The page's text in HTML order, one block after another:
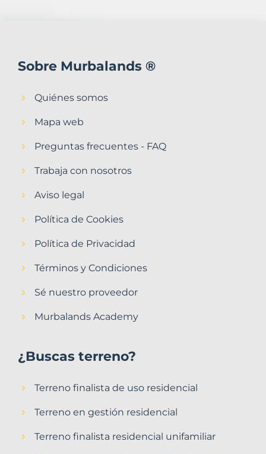
Sobre Murbalands ®
Quiénes somos
Mapa web
Preguntas frecuentes - FAQ
Trabaja con nosotros
Aviso legal
Política de Cookies
Política de Privacidad
Términos y Condiciones
Sé nuestro proveedor
Murbalands Academy
¿Buscas terreno?
Terreno finalista de uso residencial
Terreno en gestión residencial
Terreno finalista residencial unifamiliar